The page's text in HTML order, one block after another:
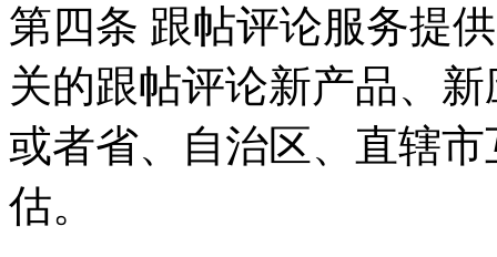
第四条 跟帖评论服务提
关的跟帖评论新产品、
或者省、自治区、直辖
估。